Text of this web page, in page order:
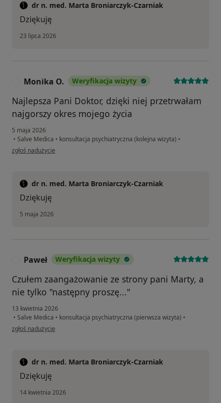
dr n. med. Marta Broniarczyk-Czarniak
Dziękuję
23 lipca 2026
Monika O. Weryfikacja wizyty
Najlepsza Pani Doktor, dzięki niej przetrwałam
najgorszy okres mojego życia
5 maja 2026
• Salve Medica • konsultacja psychiatryczna (kolejna wizyta) •
w opinii użytkownika Monika O.
zgłoś nadużycie
dr n. med. Marta Broniarczyk-Czarniak
Dziękuję
5 maja 2026
Paweł Weryfikacja wizyty
Czułem zaangażowanie ze strony pani Marty, a
nie tylko "następny proszę..."
13 kwietnia 2026
• Salve Medica • konsultacja psychiatryczna (pierwsza wizyta) •
w opinii użytkownika Paweł
zgłoś nadużycie
dr n. med. Marta Broniarczyk-Czarniak
Dziękuję
14 kwietnia 2026